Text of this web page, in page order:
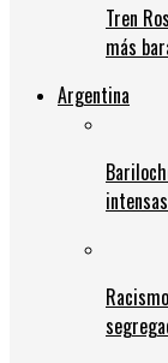
Tren
más
Argentina